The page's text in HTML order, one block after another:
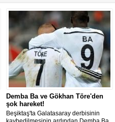
Demba Ba ve Gökhan Töre'den
şok hareket!
Beşiktaş'ta Galatasaray derbisinin